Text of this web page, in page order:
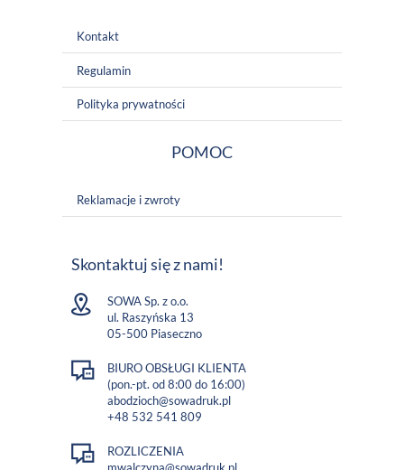
Kontakt
Regulamin
Polityka prywatności
POMOC
Reklamacje i zwroty
Skontaktuj się z nami!
SOWA Sp. z o.o.
ul. Raszyńska 13
05-500 Piaseczno
BIURO OBSŁUGI KLIENTA
(pon.-pt. od 8:00 do 16:00)
abodzioch@sowadruk.pl
+48 532 541 809
ROZLICZENIA